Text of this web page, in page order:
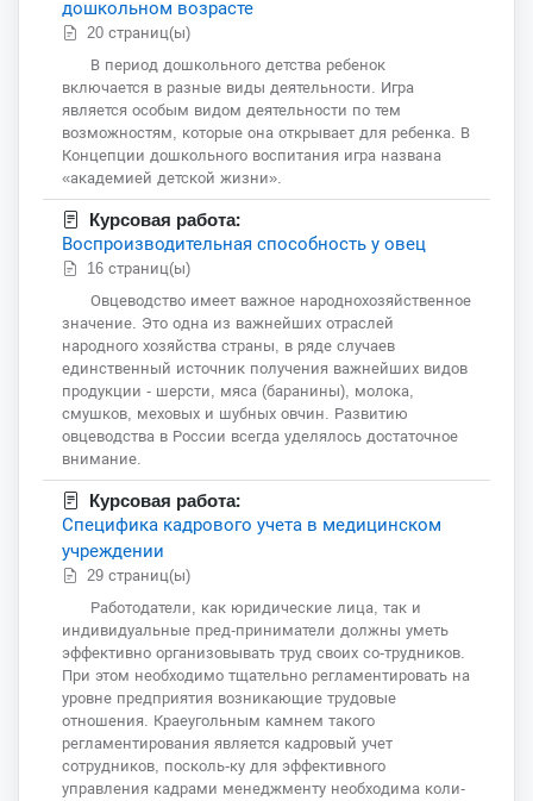
дошкольном возрасте
20 страниц(ы)
В период дошкольного детства ребенок
включается в разные виды деятельности. Игра
является особым видом деятельности по тем
возможностям, которые она открывает для ребенка. В
Концепции дошкольного воспитания игра названа
«академией детской жизни».
Курсовая работа:
Воспроизводительная способность у овец
16 страниц(ы)
Овцеводство имеет важное народнохозяйственное
значение. Это одна из важнейших отраслей
народного хозяйства страны, в ряде случаев
единственный источник получения важнейших видов
продукции - шерсти, мяса (баранины), молока,
смушков, меховых и шубных овчин. Развитию
овцеводства в России всегда уделялось достаточное
внимание.
Курсовая работа:
Специфика кадрового учета в медицинском
учреждении
29 страниц(ы)
Работодатели, как юридические лица, так и
индивидуальные пред-приниматели должны уметь
эффективно организовывать труд своих со-трудников.
При этом необходимо тщательно регламентировать на
уровне предприятия возникающие трудовые
отношения. Краеугольным камнем такого
регламентирования является кадровый учет
сотрудников, посколь-ку для эффективного
управления кадрами менеджменту необходима коли-